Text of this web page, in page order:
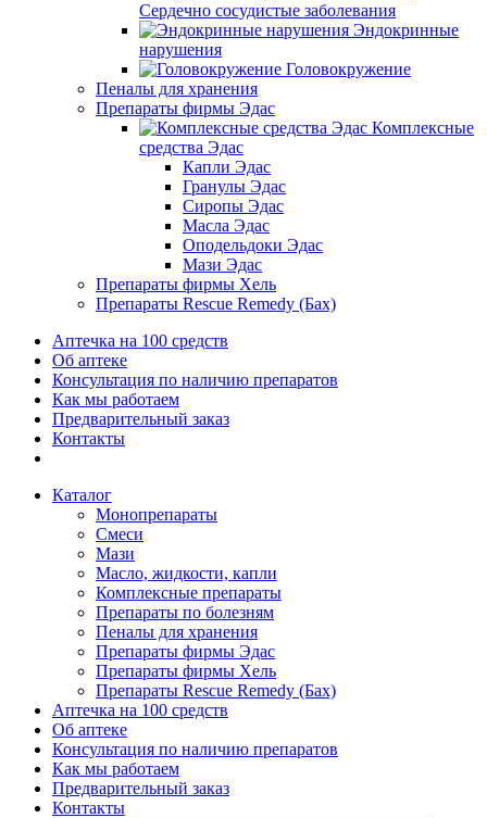
Сердечно сосудистые заболевания
Эндокринные
нарушения
Головокружение
Пеналы для хранения
Препараты фирмы Эдас
Комплексные
средства Эдас
Капли Эдас
Гранулы Эдас
Сиропы Эдас
Масла Эдас
Оподельдоки Эдас
Мази Эдас
Препараты фирмы Хель
Препараты Rescue Remedy (Бах)
Аптечка на 100 средств
Об аптеке
Консультация по наличию препаратов
Как мы работаем
Предварительный заказ
Контакты
Каталог
Монопрепараты
Смеси
Мази
Масло, жидкости, капли
Комплексные препараты
Препараты по болезням
Пеналы для хранения
Препараты фирмы Эдас
Препараты фирмы Хель
Препараты Rescue Remedy (Бах)
Аптечка на 100 средств
Об аптеке
Консультация по наличию препаратов
Как мы работаем
Предварительный заказ
Контакты